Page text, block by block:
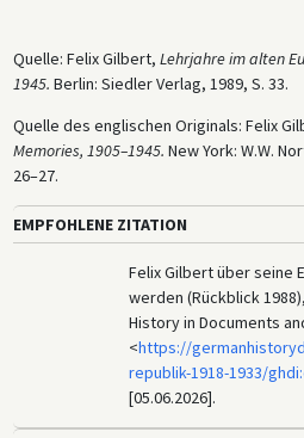
Quelle: Felix Gilbert, Lehrjahre im alten
1945. Berlin: Siedler Verlag, 1989, S. 33.
Quelle des englischen Originals: Felix
Memories, 1905–1945. New York: W.W.
26–27.
EMPFOHLENE ZITATION
Felix Gilbert über seine
werden (Rückblick
History in Documents
<https://
republik-1918-1933/
[05.06.2026].